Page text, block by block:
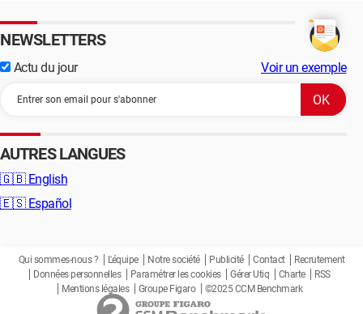
NEWSLETTERS
Actu du jour Voir un exemple
AUTRES LANGUES
🇬🇧 English
🇪🇸 Español
Qui sommes-nous ? L'équipe Notre société Publicité Contact
Recrutement
Données personnelles
Paramétrer les cookies Gérer Utiq Charte
RSS
Mentions légales
Groupe Figaro ©2025 CCM Benchmark